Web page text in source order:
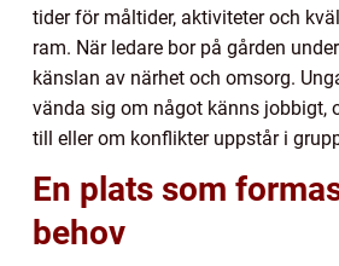
tider för måltider, aktiviteter och
ram. När ledare bor på gården
känslan av närhet och omsorg.
vända sig om något känns jobbigt,
till eller om konflikter uppstår i
En plats som
behov